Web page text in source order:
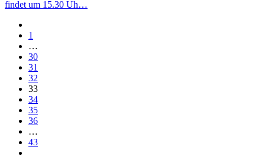
findet um 15.30 Uh…
1
…
30
31
32
33
34
35
36
…
43